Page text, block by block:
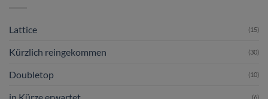
Lattice (15)
Kürzlich reingekommen (30)
Doubletop (10)
(6)